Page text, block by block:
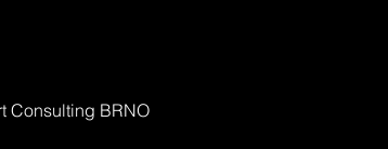
Consulting BRNO